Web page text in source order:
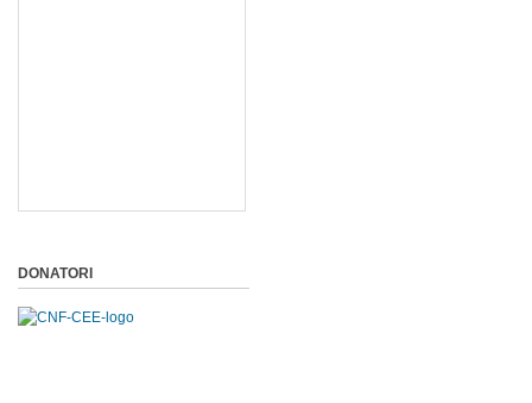
DONATORI